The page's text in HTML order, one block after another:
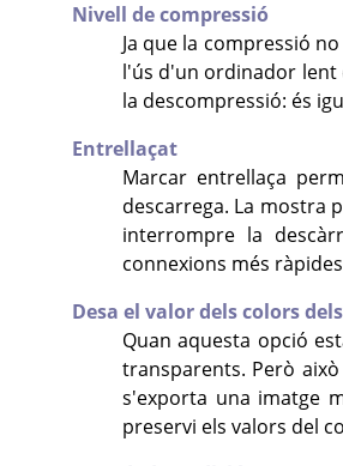
Nivell de compressió
Ja que la compressió
l'ús d'un ordinador lent
la descompressió: és
Entrellaçat
Marcar entrellaça
descarrega. La mostra
interrompre la
connexions més
Desa el valor dels colors
Quan aquesta opció
transparents. Però
s'exporta una imatge
preservi els valors del